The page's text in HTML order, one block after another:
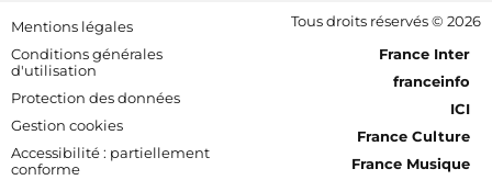
Footer bottom
Mentions légales
Conditions générales
d'utilisation
Protection des données
Gestion cookies
Accessibilité : partiellement
conforme
Tous droits réservés © 2026
[RDF] Pied de page - Mobile
France Inter
franceinfo
ICI
France Culture
France Musique